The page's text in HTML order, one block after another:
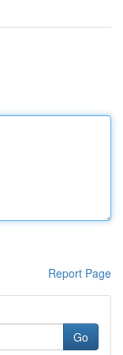
Report Page
Go